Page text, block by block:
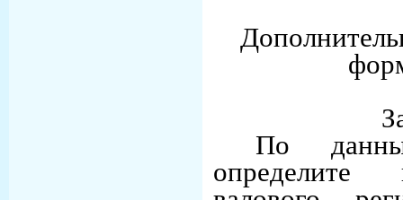
По
определите